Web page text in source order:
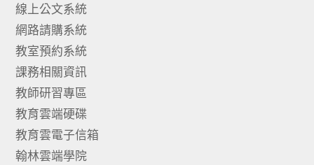
線上公文系統
網路請購系統
教室預約系統
課務相關資訊
教師研習專區
教育雲端硬碟
教育雲電子信箱
翰林雲端學院